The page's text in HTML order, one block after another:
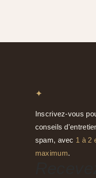
✦
Inscrivez-vous
conseils
spam, avec 1 à 2
maximum.